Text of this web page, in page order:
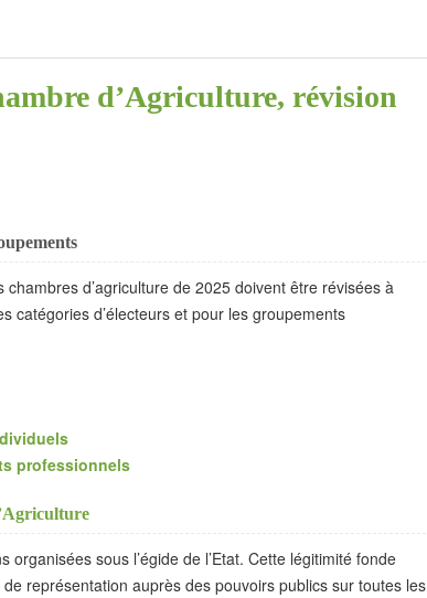
d’Agriculture, révision
d’agriculture de 2025 doivent être révisées à
catégories d’électeurs et pour les groupements
professionnels
organisées sous l’égide de l’Etat. Cette légitimité fonde
représentation auprès des pouvoirs publics sur toutes les